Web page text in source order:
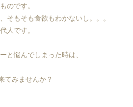
のです。
そもそも食欲もわかないし。。。
人です。
と悩んでしまった時は、
てみませんか？